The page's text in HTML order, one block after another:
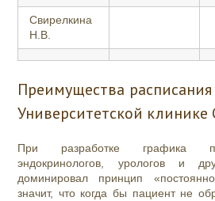
Свирелкина
Н.В.
Преимущества
Университетской клинике
При разработке графика
эндокринологов, урологов и
доминировал принцип
значит, что когда бы пациент не